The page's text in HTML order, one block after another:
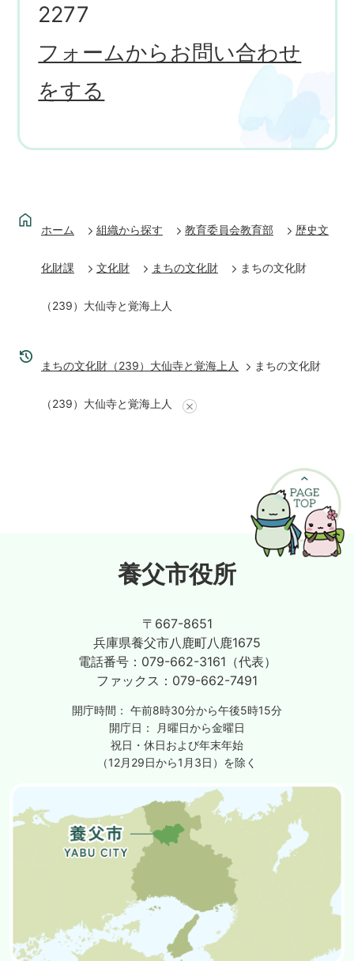
2277
フォームからお問い合わせ
をする
ホーム 組織から探す 教育委員会教育部 歴史文
化財課 文化財 まちの文化財 まちの文化財
（239）大仙寺と覚海上人
まちの文化財（239）大仙寺と覚海上人 まちの文化財
（239）大仙寺と覚海上人
養父市役所
〒667-8651
兵庫県養父市八鹿町八鹿1675
電話番号： 079-662-3161（代表）
ファックス： 079-662-7491
開庁時間： 午前8時30分から午後5時15分
開庁日：
月曜日から金曜日
祝日・休日および年末年始
（12月29日から1月3日）を除く